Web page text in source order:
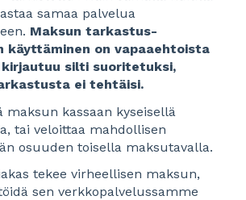
samaa palvelua
Maksun tarkastus-
käyttäminen on vapaaehtoista
silti suoritetuksi,
ei tehtäisi.
maksun kassaan kyseisellä
tai veloittaa mahdollisen
osuuden toisella maksutavalla.
tekee virheellisen maksun,
sen verkkopalvelussamme